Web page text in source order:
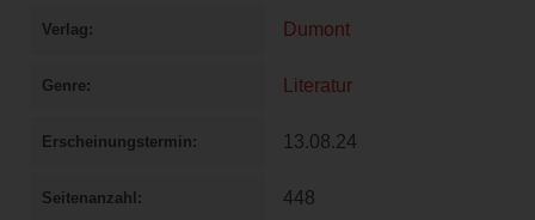
Verlag Dumont
Genre Literatur
Erscheinungstermin 13.08.24
Seitenanzahl 448